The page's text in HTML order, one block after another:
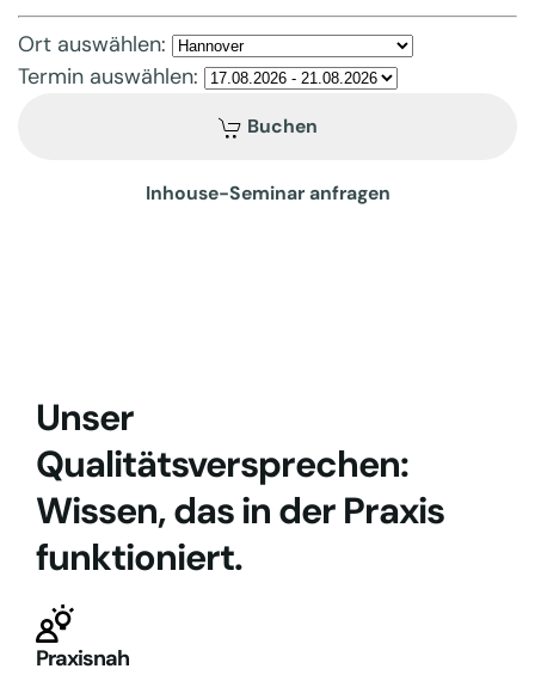
Ort auswählen:
Termin auswählen:
Buchen
Inhouse-Seminar anfragen
Unser
Qualitätsversprechen:
Wissen, das in der Praxis
funktioniert.
Praxisnah